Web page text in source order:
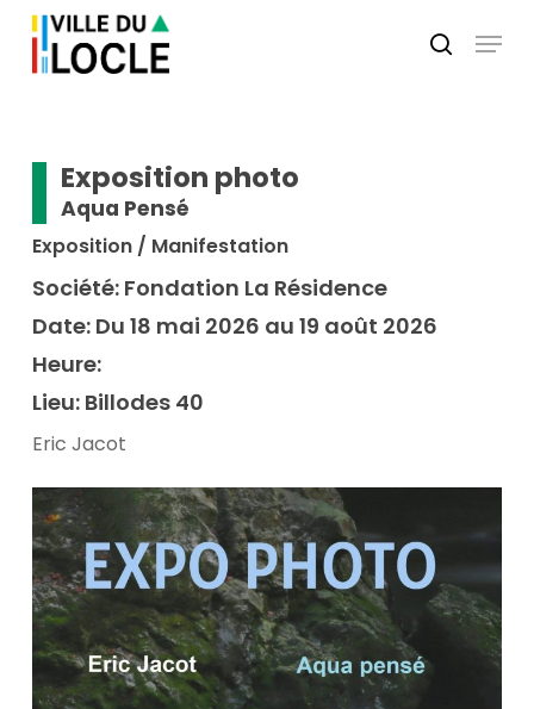
Skip
main
search
Menu
Exposition photo
Aqua Pensé
Exposition / Manifestation
Société:Fondation La Résidence
Date:Du 18 mai 2026 au 19 août 2026
Heure:
Lieu:Billodes 40
Eric Jacot